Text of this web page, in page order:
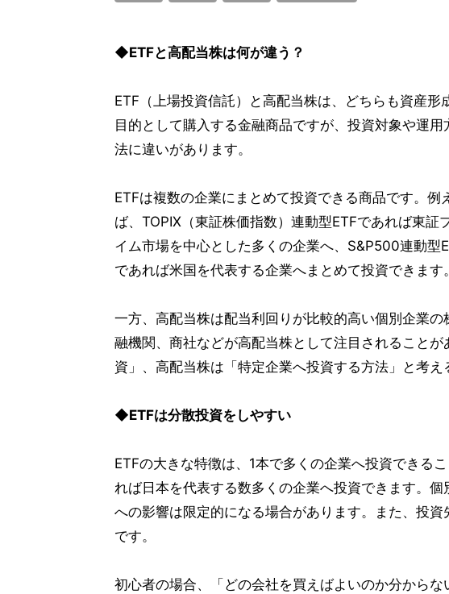
◆ETFと高配当株は何が違う？
ETF（上場投資信託）と高配当株は、どちらも資産形
目的として購入する金融商品ですが、投資対象や運用
法に違いがあります。
ETFは複数の企業にまとめて投資できる商品です。例
ば、TOPIX（東証株価指数）連動型ETFであれば東証
イム市場を中心とした多くの企業へ、S&P500連動型
であれば米国を代表する企業へまとめて投資できます。
一方、高配当株は配当利回りが比較的高い個別企業
融機関、商社などが高配当株として注目されること
資」、高配当株は「特定企業へ投資する方法」と考え
◆ETFは分散投資をしやすい
ETFの大きな特徴は、1本で多くの企業へ投資できる
れば日本を代表する数多くの企業へ投資できます。
への影響は限定的になる場合があります。また、投
です。
初心者の場合、「どの会社を買えばよいのか分から